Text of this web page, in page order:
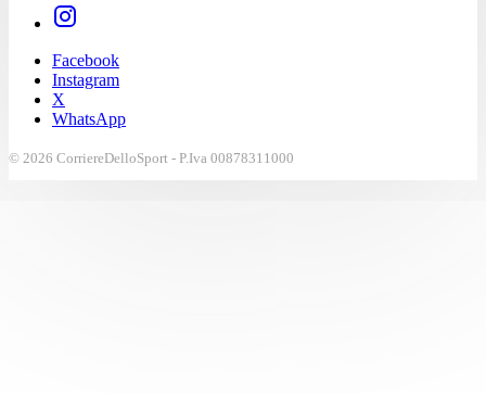
Facebook
Instagram
X
WhatsApp
© 2026 CorriereDelloSport - P.Iva 00878311000